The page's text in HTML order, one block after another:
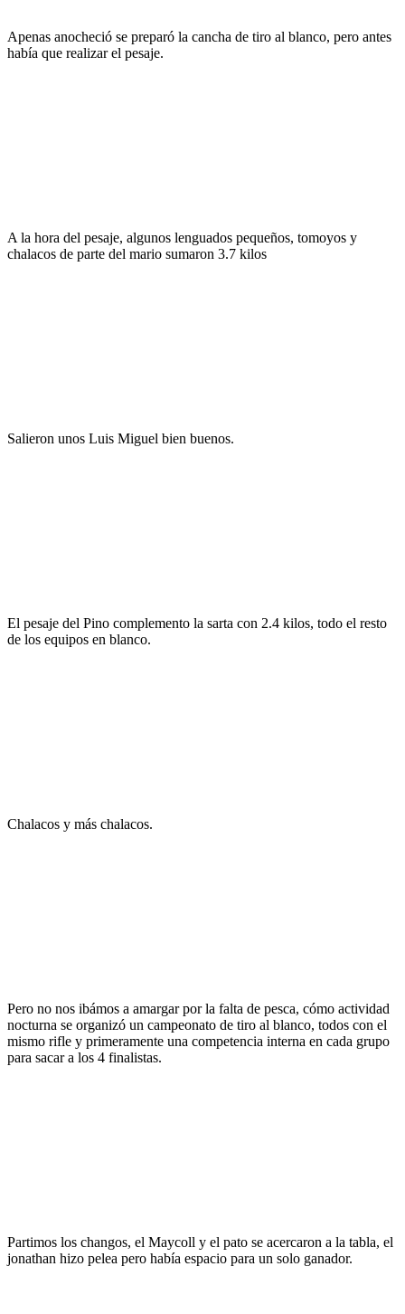
Apenas anocheció se preparó la cancha de tiro al blanco, pero antes
había que realizar el pesaje.
A la hora del pesaje, algunos lenguados pequeños, tomoyos y
chalacos de parte del mario sumaron 3.7 kilos
Salieron unos Luis Miguel bien buenos.
El pesaje del Pino complemento la sarta con 2.4 kilos, todo el resto
de los equipos en blanco.
Chalacos y más chalacos.
Pero no nos ibámos a amargar por la falta de pesca, cómo actividad
nocturna se organizó un campeonato de tiro al blanco, todos con el
mismo rifle y primeramente una competencia interna en cada grupo
para sacar a los 4 finalistas.
Partimos los changos, el Maycoll y el pato se acercaron a la tabla, el
jonathan hizo pelea pero había espacio para un solo ganador.